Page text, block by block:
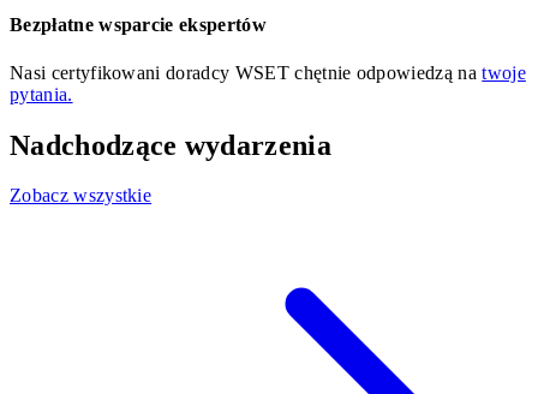
Bezpłatne wsparcie ekspertów
Nasi certyfikowani doradcy WSET chętnie odpowiedzą natwoje
pytania.
Nadchodzące wydarzenia
Zobacz wszystkie